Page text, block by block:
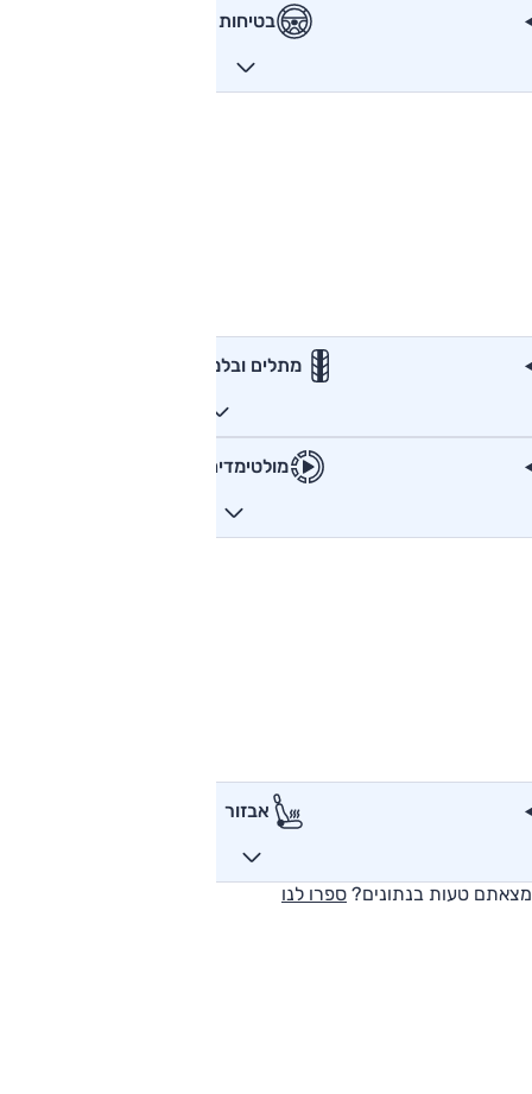
בטיחות
מתלים ובלמים
מולטימדיה
אבזור
מצאתם טעות בנתונים? ספרו לנו